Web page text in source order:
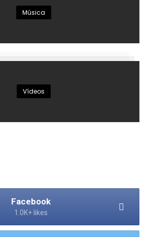
Música
Vídeos
Facebook
1.0K+ likes